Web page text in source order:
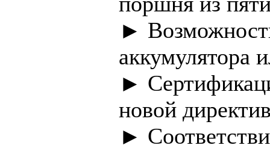
►
аккумулятора
►
новой
►